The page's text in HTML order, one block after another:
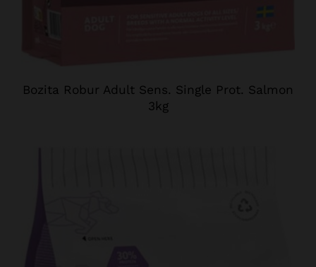
Bozita Robur Adult Sens. Single Prot. Salmon
3kg